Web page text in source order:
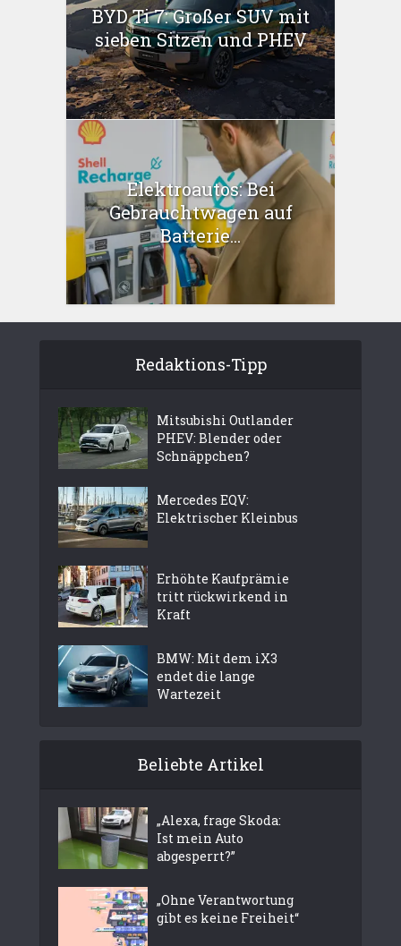
BYD Ti 7: Großer SUV mit
sieben Sitzen und PHEV
Elektroautos: Bei
Gebrauchtwagen auf
Batterie...
Redaktions-Tipp
Mitsubishi Outlander
PHEV: Blender oder
Schnäppchen?
Mercedes EQV:
Elektrischer Kleinbus
Erhöhte Kaufprämie
tritt rückwirkend in
Kraft
BMW: Mit dem iX3
endet die lange
Wartezeit
Beliebte Artikel
„Alexa, frage Skoda:
Ist mein Auto
abgesperrt?”
„Ohne Verantwortung
gibt es keine Freiheit“